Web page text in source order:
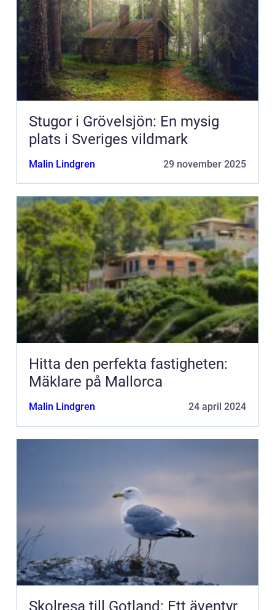
Stugor i Grövelsjön: En mysig
plats i Sveriges vildmark
Malin Lindgren 29 november 2025
Hitta den perfekta fastigheten:
Mäklare på Mallorca
Malin Lindgren 24 april 2024
Skolresa till Gotland: Ett äventyr